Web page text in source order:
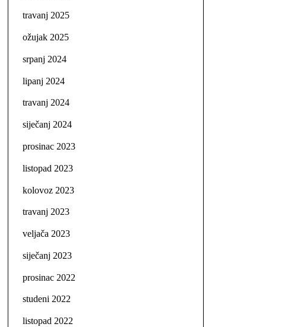
travanj 2025
ožujak 2025
srpanj 2024
lipanj 2024
travanj 2024
siječanj 2024
prosinac 2023
listopad 2023
kolovoz 2023
travanj 2023
veljača 2023
siječanj 2023
prosinac 2022
studeni 2022
listopad 2022